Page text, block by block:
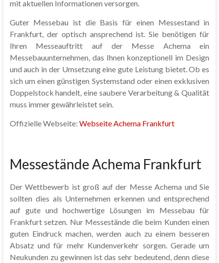
mit aktuellen Informationen versorgen.
Guter Messebau ist die Basis für einen Messestand in
Frankfurt, der optisch ansprechend ist. Sie benötigen für
Ihren Messeauftritt auf der Messe Achema ein
Messebauunternehmen, das Ihnen konzeptionell im Design
und auch in der Umsetzung eine gute Leistung bietet. Ob es
sich um einen günstigen Systemstand oder einen exklusiven
Doppelstock handelt, eine saubere Verarbeitung & Qualität
muss immer gewährleistet sein.
Offizielle Webseite: Webseite Achema Frankfurt
Messestände Achema Frankfurt
Der Wettbewerb ist groß auf der Messe Achema und Sie
sollten dies als Unternehmen erkennen und entsprechend
auf gute und hochwertige Lösungen im Messebau für
Frankfurt setzen. Nur Messestände die beim Kunden einen
guten Eindruck machen, werden auch zu einem besseren
Absatz und für mehr Kundenverkehr sorgen. Gerade um
Neukunden zu gewinnen ist das sehr bedeutend, denn diese